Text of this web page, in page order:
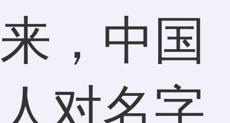
来，中国
人对名字